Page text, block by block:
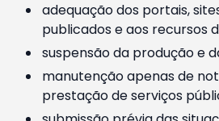
adequação dos portais,
publicados e aos recursos
suspensão da produção e
manutenção apenas de
prestação de serviços